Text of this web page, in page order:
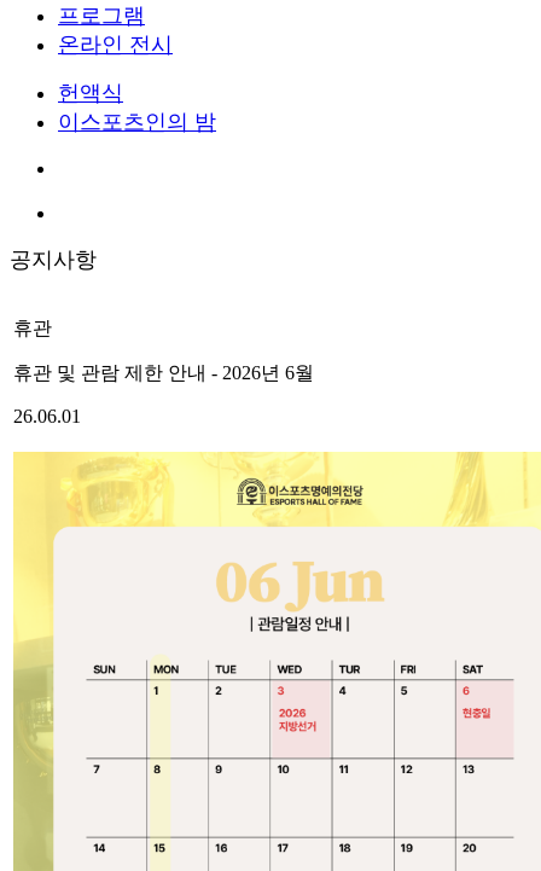
프로그램
온라인 전시
헌액식
이스포츠인의 밤
공지사항
휴관
휴관 및 관람 제한 안내 - 2026년 6월
26.06.01